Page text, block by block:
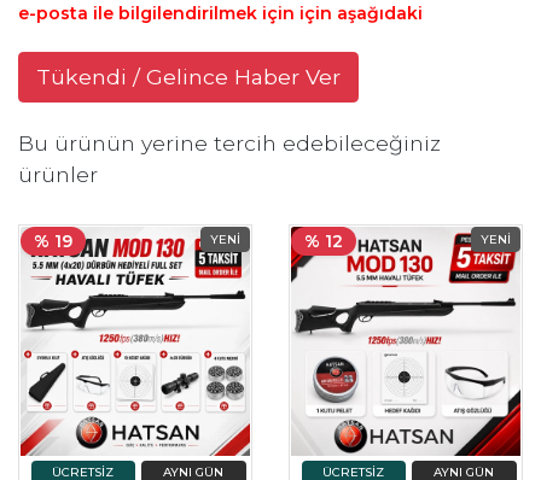
e-posta ile bilgilendirilmek için için aşağıdaki
Tükendi / Gelince Haber Ver
Bu ürünün yerine tercih edebileceğiniz
ürünler
% 19 % 12